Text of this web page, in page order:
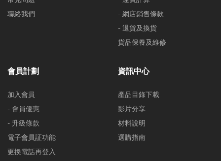
聯絡我們
- 網店銷售條款
- 退貨及換貨
貨品保養及維修
會員計劃
加入會員
- 會員優惠
- 升級條款
電子會員証功能
更換電話再登入
資訊中心
產品目錄下載
影片分享
材料說明
選購指南